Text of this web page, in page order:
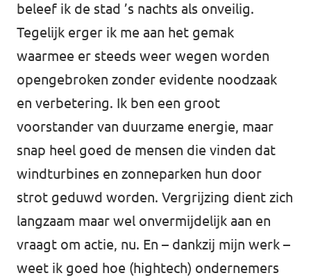
beleef ik de stad ’s nachts als onveilig.
Tegelijk erger ik me aan het gemak
waarmee er steeds weer wegen worden
opengebroken zonder evidente noodzaak
en verbetering. Ik ben een groot
voorstander van duurzame energie, maar
snap heel goed de mensen die vinden dat
windturbines en zonneparken hun door
strot geduwd worden. Vergrijzing dient zich
langzaam maar wel onvermijdelijk aan en
vraagt om actie, nu. En – dankzij mijn werk –
weet ik goed hoe (hightech) ondernemers